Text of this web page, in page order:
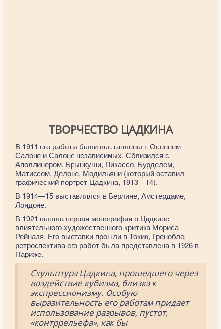
ТВОРЧЕСТВО ЦАДКИНА
В 1911 его работы были выставлены в Осеннем
Салоне и Салоне независимых. Сблизился с
Аполлинером, Брынкуши, Пикассо, Бурделем,
Матиссом, Делоне, Модильяни (который оставил
графический портрет Цадкина, 1913—14).
В 1914—15 выставлялся в Берлине, Амстердаме,
Лондоне.
В 1921 вышла первая монография о Цадкине
влиятельного художественного критика Мориса
Рейналя. Его выставки прошли в Токио, Гренобле,
ретроспектива его работ была представлена в 1926 в
Париже.
Скульптура Цадкина, прошедшего через
воздействие кубизма, близка к
экспрессионизму. Особую
выразительность его работам придает
использование разрывов, пустот,
«контррельефа», как бы